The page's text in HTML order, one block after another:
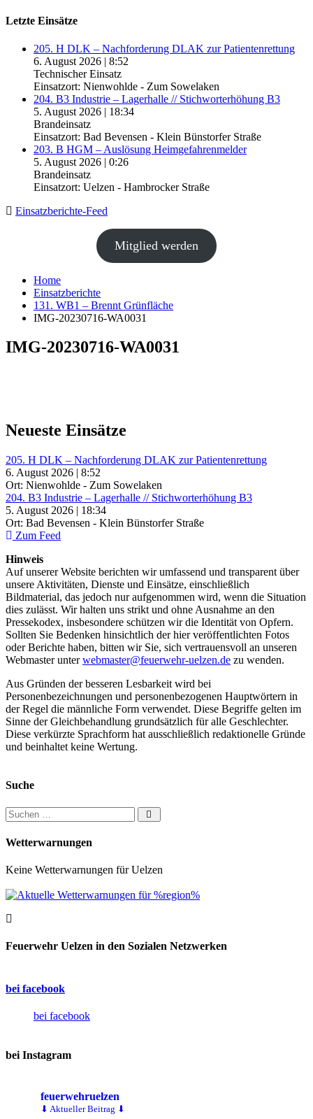
Letzte Einsätze
205. H DLK – Nachforderung DLAK zur Patientenrettung
6. August 2026 | 8:52
Technischer Einsatz
Einsatzort: Nienwohlde - Zum Sowelaken
204. B3 Industrie – Lagerhalle // Stichworterhöhung B3
5. August 2026 | 18:34
Brandeinsatz
Einsatzort: Bad Bevensen - Klein Bünstorfer Straße
203. B HGM – Auslösung Heimgefahrenmelder
5. August 2026 | 0:26
Brandeinsatz
Einsatzort: Uelzen - Hambrocker Straße
Einsatzberichte-Feed
Mitglied werden
Home
Einsatzberichte
131. WB1 – Brennt Grünfläche
IMG-20230716-WA0031
IMG-20230716-WA0031
Neueste Einsätze
205. H DLK – Nachforderung DLAK zur Patientenrettung
6. August 2026 | 8:52
Ort: Nienwohlde - Zum Sowelaken
204. B3 Industrie – Lagerhalle // Stichworterhöhung B3
5. August 2026 | 18:34
Ort: Bad Bevensen - Klein Bünstorfer Straße
Zum Feed
Hinweis
Auf unserer Website berichten wir umfassend und transparent über
unsere Aktivitäten, Dienste und Einsätze, einschließlich
Bildmaterial, das jedoch nur aufgenommen wird, wenn die Situation
dies zulässt. Wir halten uns strikt und ohne Ausnahme an den
Pressekodex, insbesondere schützen wir die Identität von Opfern.
Sollten Sie Bedenken hinsichtlich der hier veröffentlichten Fotos
oder Berichte haben, bitten wir Sie, sich vertrauensvoll an unseren
Webmaster unterwebmaster@feuerwehr-uelzen.de zu wenden.
Aus Gründen der besseren Lesbarkeit wird bei
Personenbezeichnungen und personenbezogenen Hauptwörtern in
der Regel die männliche Form verwendet. Diese Begriffe gelten im
Sinne der Gleichbehandlung grundsätzlich für alle Geschlechter.
Diese verkürzte Sprachform hat ausschließlich redaktionelle Gründe
und beinhaltet keine Wertung.
Suche
Suchen nach:
Wetterwarnungen
Keine Wetterwarnungen für Uelzen
Feuerwehr Uelzen in den Sozialen Netzwerken
bei facebook
bei facebook
bei Instagram
feuerwehruelzen
⬇ Aktueller Beitrag ⬇